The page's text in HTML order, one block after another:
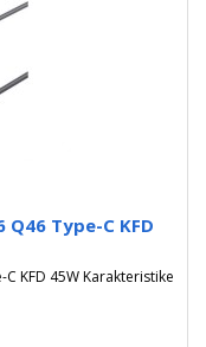
Type-C KFD
KFD 45W Karakteristike